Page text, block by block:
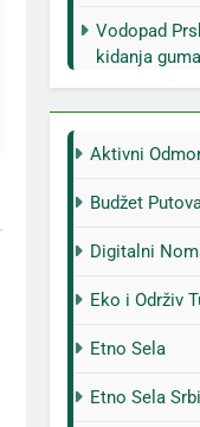
Vodopad
kidanja
Aktivni
Budžet
Digitalni
Eko i Održiv
Etno Sela
Etno Sela